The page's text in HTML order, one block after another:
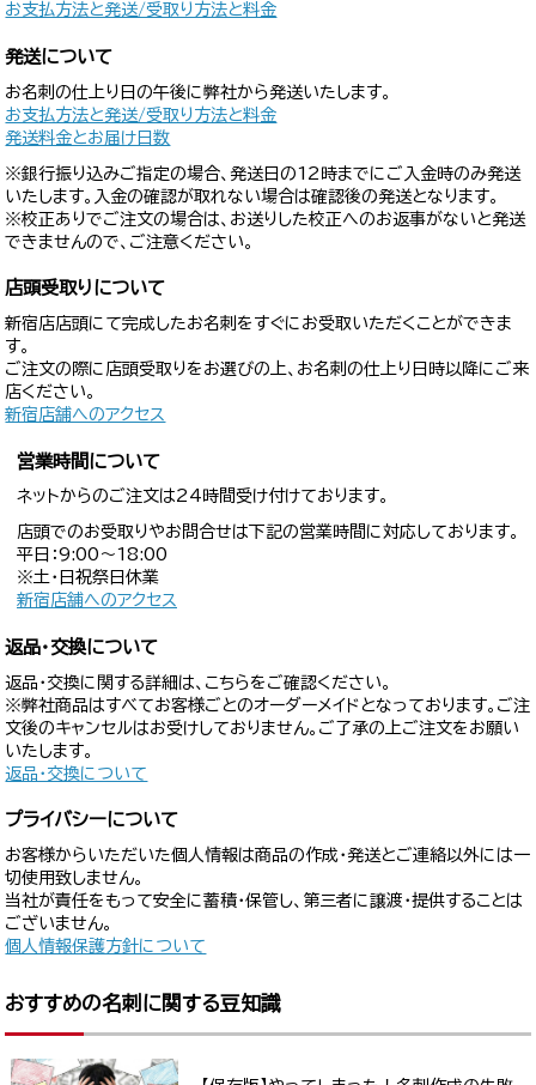
お支払方法と発送/受取り方法と料金
発送について
お名刺の仕上り日の午後に弊社から発送いたします。
お支払方法と発送/受取り方法と料金
発送料金とお届け日数
※銀行振り込みご指定の場合、発送日の12時までにご入金時のみ発送
いたします。入金の確認が取れない場合は確認後の発送となります。
※校正ありでご注文の場合は、お送りした校正へのお返事がないと発送
できませんので、ご注意ください。
店頭受取りについて
新宿店店頭にて完成したお名刺をすぐにお受取いただくことができま
す。
ご注文の際に店頭受取りをお選びの上、お名刺の仕上り日時以降にご来
店ください。
新宿店舗へのアクセス
営業時間について
ネットからのご注文は24時間受け付けております。
店頭でのお受取りやお問合せは下記の営業時間に対応しております。
平日：9:00〜18:00
※土・日祝祭日休業
新宿店舗へのアクセス
返品・交換について
返品・交換に関する詳細は、こちらをご確認ください。
※弊社商品はすべてお客様ごとのオーダーメイドとなっております。ご注
文後のキャンセルはお受けしておりません。ご了承の上ご注文をお願い
いたします。
返品・交換について
プライバシーについて
お客様からいただいた個人情報は商品の作成・発送とご連絡以外には一
切使用致しません。
当社が責任をもって安全に蓄積・保管し、第三者に譲渡・提供することは
ございません。
個人情報保護方針について
おすすめの名刺に関する豆知識